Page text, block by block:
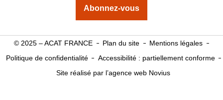
Abonnez-vous
© 2025 – ACAT FRANCE Plan du site
Mentions légales
Politique de confidentialité
Accessibilité : partiellement conforme
Site réalisé par l’agence web Novius